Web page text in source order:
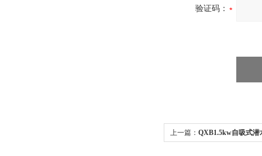
验证码：
上一篇： QXB1.5kw自吸式